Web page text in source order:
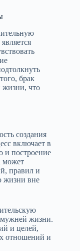
брак
жизни, что
создания
включает в
и построение
может
правил и
жизни вне
жизни.
и целей,
отношений и